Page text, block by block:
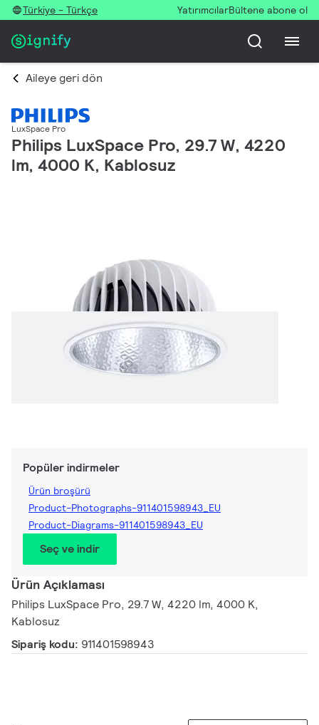
Türkiye - Türkçe YatırımcılarBültene abone ol
Aileye geri dön
LuxSpace Pro
Philips LuxSpace Pro, 29.7 W, 4220
lm, 4000 K, Kablosuz
Popüler indirmeler
Ürün broşürü
Product-Photographs-911401598943_EU
Product-Diagrams-911401598943_EU
Seç ve indir
Ürün Açıklaması
Philips LuxSpace Pro, 29.7 W, 4220 lm, 4000 K,
Kablosuz
Sipariş kodu: 911401598943